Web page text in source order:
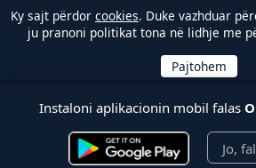
Ky sajt përdor cookies. Duke vazhduar
ju pranoni politikat tona në lidhje me
Instaloni aplikacionin mobil falas
Jo,